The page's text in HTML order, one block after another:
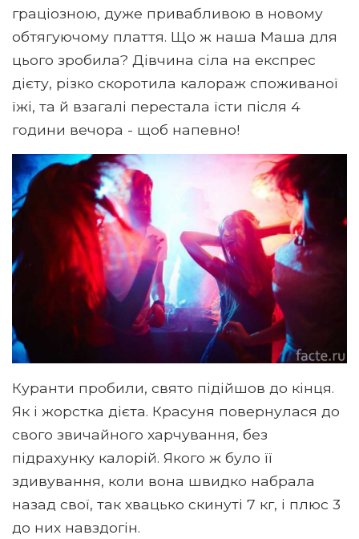
граціозною, дуже привабливою в новому
обтягуючому плаття. Що ж наша Маша для
цього зробила? Дівчина сіла на експрес
дієту, різко скоротила калораж споживаної
їжі, та й взагалі перестала їсти після 4
години вечора - щоб напевно!
Куранти пробили, свято підійшов до кінця.
Як і жорстка дієта. Красуня повернулася до
свого звичайного харчування, без
підрахунку калорій. Якого ж було її
здивування, коли вона швидко набрала
назад свої, так хвацько скинуті 7 кг, і плюс 3
до них навздогін.